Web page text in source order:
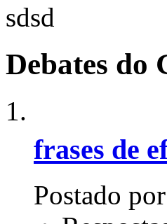
sdsd
Debates do
frases de
Postado por